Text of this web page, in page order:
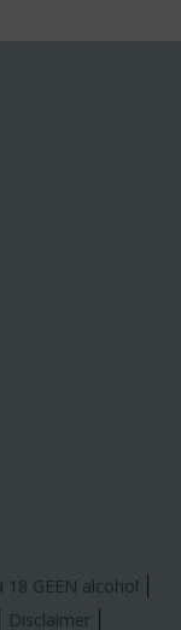
18 GEEN alcohol
Disclaimer